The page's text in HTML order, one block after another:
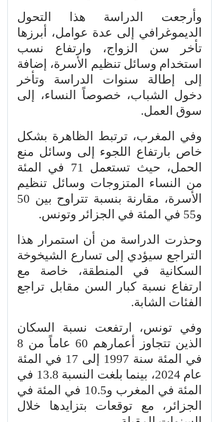
وأرجعت الدراسة هذا التحول
الديموغرافي إلى عدة عوامل، أبرزها
تأخر سن الزواج، وارتفاع نسب
استخدام وسائل تنظيم الأسرة، إضافة
إلى إطالة سنوات الدراسة وتأخر
دخول الشباب، خصوصاً النساء، إلى
سوق العمل.
وفي المغرب، ترتبط الظاهرة بشكل
خاص بارتفاع اللجوء إلى وسائل منع
الحمل، حيث تستعمل 71 في المئة
من النساء المتزوجات وسائل تنظيم
الأسرة، مقارنة بنسبة تتراوح بين 50
و55 في المئة في الجزائر وتونس.
وحذرت الدراسة من أن استمرار هذا
التراجع سيؤدي إلى تسارع الشيخوخة
السكانية في المنطقة، خاصة مع
ارتفاع نسبة كبار السن مقابل تراجع
الفئات الشابة.
وفي تونس، ارتفعت نسبة السكان
الذين تتجاوز أعمارهم 60 عاماً من 8
في المئة سنة 1997 إلى 17 في المئة
عام 2024، بينما بلغت النسبة 13.8 في
المئة في المغرب و10.5 في المئة في
الجزائر، مع توقعات بتزايدها خلال